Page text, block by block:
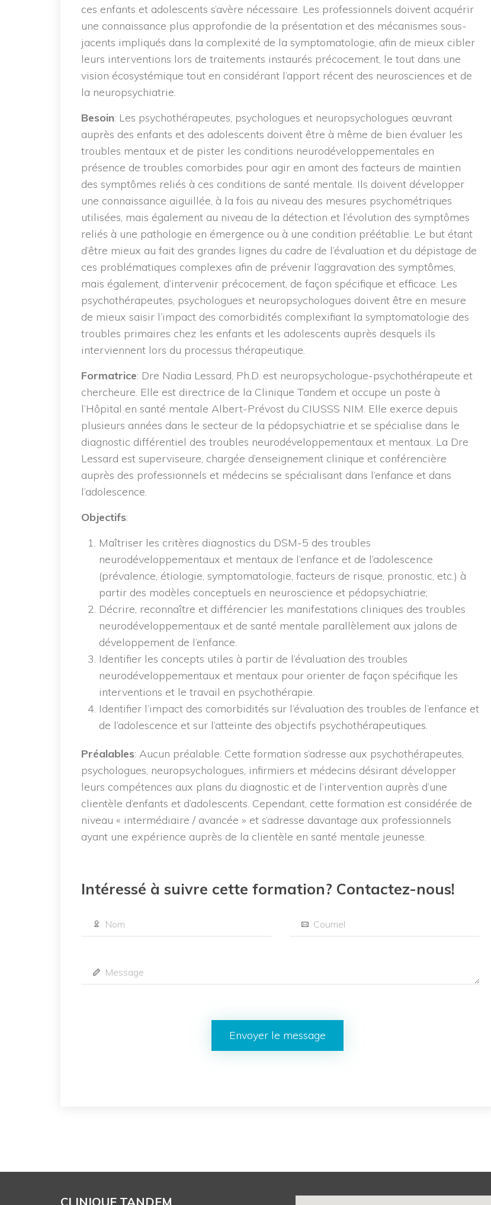
ces enfants et adolescents s’avère nécessaire. Les professionnels doivent acquérir
une connaissance plus approfondie de la présentation et des mécanismes sous-
jacents impliqués dans la complexité de la symptomatologie, afin de mieux cibler
leurs interventions lors de traitements instaurés précocement, le tout dans une
vision écosystémique tout en considérant l’apport récent des neurosciences et de
la neuropsychiatrie.
Besoin: Les psychothérapeutes, psychologues et neuropsychologues œuvrant
auprès des enfants et des adolescents doivent être à même de bien évaluer les
troubles mentaux et de pister les conditions neurodéveloppementales en
présence de troubles comorbides pour agir en amont des facteurs de maintien
des symptômes reliés à ces conditions de santé mentale. Ils doivent développer
une connaissance aiguillée, à la fois au niveau des mesures psychométriques
utilisées, mais également au niveau de la détection et l’évolution des symptômes
reliés à une pathologie en émergence ou à une condition préétablie. Le but étant
d’être mieux au fait des grandes lignes du cadre de l’évaluation et du dépistage de
ces problématiques complexes afin de prévenir l’aggravation des symptômes,
mais également, d’intervenir précocement, de façon spécifique et efficace. Les
psychothérapeutes, psychologues et neuropsychologues doivent être en mesure
de mieux saisir l’impact des comorbidités complexifiant la symptomatologie des
troubles primaires chez les enfants et les adolescents auprès desquels ils
interviennent lors du processus thérapeutique.
Formatrice: Dre Nadia Lessard, Ph.D. est neuropsychologue-psychothérapeute et
chercheure. Elle est directrice de la Clinique Tandem et occupe un poste à
l’Hôpital en santé mentale Albert-Prévost du CIUSSS NIM. Elle exerce depuis
plusieurs années dans le secteur de la pédopsychiatrie et se spécialise dans le
diagnostic différentiel des troubles neurodéveloppementaux et mentaux. La Dre
Lessard est superviseure, chargée d’enseignement clinique et conférencière
auprès des professionnels et médecins se spécialisant dans l’enfance et dans
l’adolescence.
Objectifs:
Maîtriser les critères diagnostics du DSM-5 des troubles
neurodéveloppementaux et mentaux de l’enfance et de l’adolescence
(prévalence, étiologie, symptomatologie, facteurs de risque, pronostic, etc.) à
partir des modèles conceptuels en neuroscience et pédopsychiatrie;
Décrire, reconnaître et différencier les manifestations cliniques des troubles
neurodéveloppementaux et de santé mentale parallèlement aux jalons de
développement de l’enfance.
Identifier les concepts utiles à partir de l’évaluation des troubles
neurodéveloppementaux et mentaux pour orienter de façon spécifique les
interventions et le travail en psychothérapie.
Identifier l’impact des comorbidités sur l’évaluation des troubles de l’enfance et
de l’adolescence et sur l’atteinte des objectifs psychothérapeutiques.
Préalables: Aucun préalable. Cette formation s’adresse aux psychothérapeutes,
psychologues, neuropsychologues, infirmiers et médecins désirant développer
leurs compétences aux plans du diagnostic et de l’intervention auprès d’une
clientèle d’enfants et d’adolescents. Cependant, cette formation est considérée de
niveau « intermédiaire / avancée » et s’adresse davantage aux professionnels
ayant une expérience auprès de la clientèle en santé mentale jeunesse.
Intéressé à suivre cette formation? Contactez-nous!
Envoyer le message
CLINIQUE TANDEM